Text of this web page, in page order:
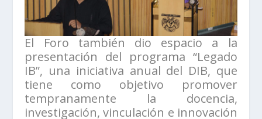
El Foro también dio espacio a la
presentación del programa “Legado
IB”, una iniciativa anual del DIB, que
tiene como objetivo promover
tempranamente la docencia,
investigación, vinculación e innovación